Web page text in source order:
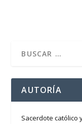
AUTORÍA
Sacerdote católico